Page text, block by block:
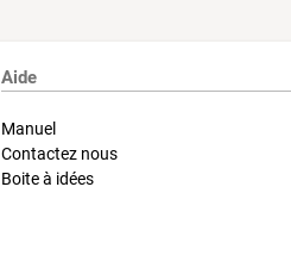
Aide
Manuel
Contactez nous
Boite à idées